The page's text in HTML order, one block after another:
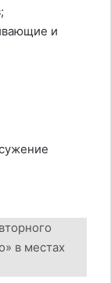
и
в местах